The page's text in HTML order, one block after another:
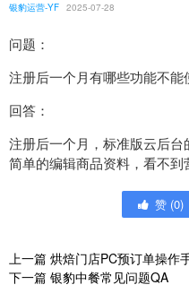
银豹运营-YF 2025-07-28
问题：
注册后一个月有哪些功能不能
回答：
注册后一个月，标准版云后
简单的编辑商品资料，看不到
赞 (0)
上一篇 烘焙门店PC预订单操作
下一篇 银豹中餐常见问题QA